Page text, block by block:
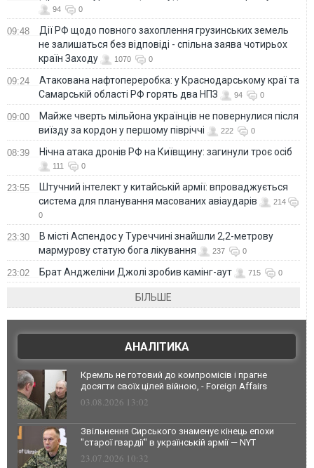
94 0
09:48
Дії РФ щодо повного захоплення грузинських земель
не залишаться без відповіді - спільна заява чотирьох
країн Заходу
1070 0
09:24
Атакована нафтопереробка: у Краснодарському краї та
Самарській області РФ горять два НПЗ
94 0
09:00
Майже чверть мільйона українців не повернулися після
виїзду за кордон у першому півріччі
222 0
08:39 Нічна атака дронів РФ на Київщину: загинули троє осіб
111 0
23:55
Штучний інтелект у китайській армії: впроваджується
система для планування масованих авіаударів
214
0
23:30
В місті Аспендос у Туреччині знайшли 2,2-метрову
мармурову статую бога лікування
237 0
23:02 Брат Анджеліни Джолі зробив камінг-аут 715 0
БІЛЬШЕ
АНАЛІТИКА
Кремль не готовий до компромісів і прагне
досягти своїх цілей війною, - Foreign Affairs
03.08.2026 13:02
Звільнення Сирського знаменує кінець епохи
"старої гвардії" в українській армії — NYT
23.07.2026 10:32